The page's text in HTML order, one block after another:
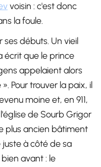
voisin : c'est donc
la foule.
ses débuts. Un vieil
écrit que le prince
appelaient alors
Pour trouver la paix, il
moine et, en 911,
de Sourb Grigor
plus ancien bâtiment
à côté de sa
avant : le